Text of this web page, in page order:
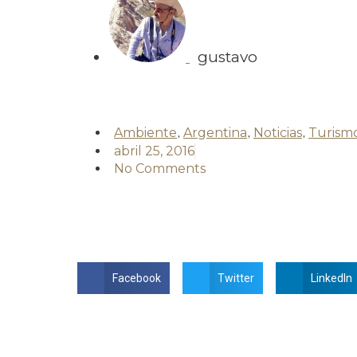
gustavo
Ambiente, Argentina, Noticias,
abril 25, 2016
No Comments
Facebook Twitter LinkedIn